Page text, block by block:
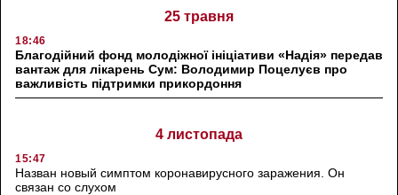
25 травня
18:46
Благодійний фонд молодіжної ініціативи «Надія» передав
вантаж для лікарень Сум: Володимир Поцелуєв про
важливість підтримки прикордоння
4 листопада
15:47
Назван новый симптом коронавирусного заражения. Он
связан со слухом